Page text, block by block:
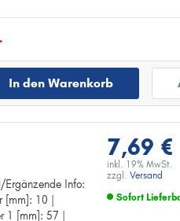
In den Warenkorb
7,69 €
inkl. 19% MwSt.
zzgl. Versand
Sofort
Ergänzende Info:
10 |
1 [mm]: 57 |